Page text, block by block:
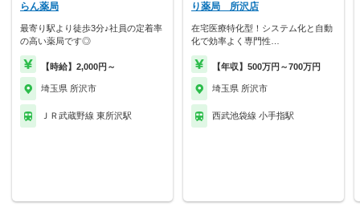
らん薬局
最寄り駅より徒歩3分♪社員の定着率
の高い薬局です◎
【時給】2,000円～
埼玉県 所沢市
ＪＲ武蔵野線 東所沢駅
り薬局 所沢店
在宅医療特化型！システム化と自動
化で効率よく専門性…
【年収】500万円～700万円
埼玉県 所沢市
西武池袋線 小手指駅